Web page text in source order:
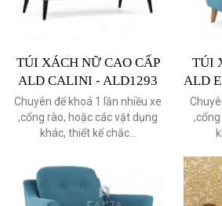
TÚI XÁCH NỮ CAO CẤP
ALD CALINI - ALD1293
Chuyên để khoá 1 lần nhiều xe
,cổng rào, hoặc các vật dụng
khác, thiết kế chắc...
TÚI
ALD